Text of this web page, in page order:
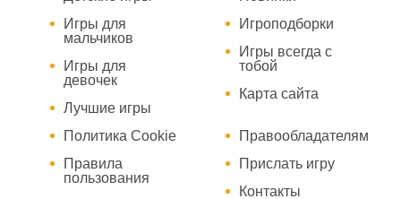
Игры для
мальчиков
Игры для
девочек
Лучшие игры
Игроподборки
Игры всегда с
тобой
Карта сайта
Политика Cookie
Правила
пользования
Правообладателям
Прислать игру
Контакты